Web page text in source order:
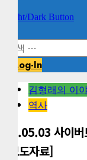
Light/Dark Button
Log-In
김형래의 이
역사
99.05.03 사이
[보도자료]